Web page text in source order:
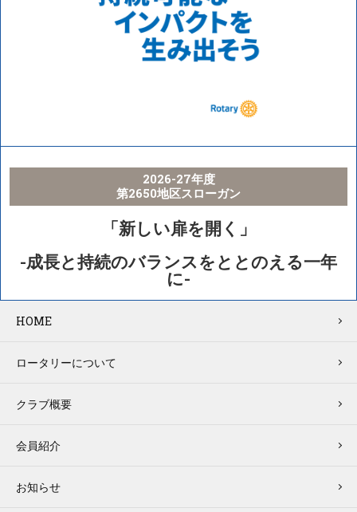
2026-27年度
第2650地区スローガン
「新しい扉を開く」
-成長と持続のバランスをととのえる一年
に-
HOME
ロータリーについて
クラブ概要
会員紹介
お知らせ